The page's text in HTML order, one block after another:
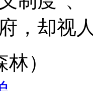
，却视
）